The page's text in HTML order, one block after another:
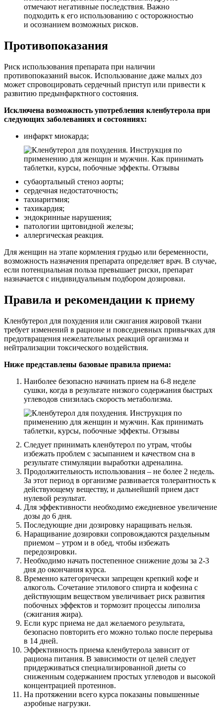
отмечают негативные последствия. Важно
подходить к его использованию с осторожностью
и осознанием возможных рисков.
Противопоказания
Риск использования препарата при наличии
противопоказаний высок. Использование даже малых доз
может спровоцировать сердечный приступ или привести к
развитию предынфарктного состояния.
Исключена возможность употребления кленбутерола при
следующих заболеваниях и состояниях:
инфаркт миокарда;
субаортальный стеноз аорты;
сердечная недостаточность;
тахиаритмия;
тахикардия;
эндокринные нарушения;
патологии щитовидной железы;
аллергическая реакция.
Для женщин на этапе кормления грудью или беременности,
возможность назначения препарата определяет врач. В случае,
если потенциальная польза превышает риски, препарат
назначается с индивидуальным подбором дозировки.
Правила и рекомендации к приему
Кленбутерол для похудения или сжигания жировой ткани
требует изменений в рационе и повседневных привычках для
предотвращения нежелательных реакций организма и
нейтрализации токсического воздействия.
Ниже представлены базовые правила приема:
Наиболее безопасно начинать прием на 6-8 неделе
сушки, когда в результате низкого содержания быстрых
углеводов снизилась скорость метаболизма.
Следует принимать кленбутерол по утрам, чтобы
избежать проблем с засыпанием и качеством сна в
результате стимуляции выработки адреналина.
Продолжительность использования – не более 2 недель.
За этот период в организме развивается толерантность к
действующему веществу, и дальнейший прием даст
нулевой результат.
Для эффективности необходимо ежедневное увеличение
дозы до 6 дня.
Последующие дни дозировку наращивать нельзя.
Наращивание дозировки сопровождаются раздельным
приемом – утром и в обед, чтобы избежать
передозировки.
Необходимо начать постепенное снижение дозы за 2-3
дня до окончания курса.
Временно категорически запрещен крепкий кофе и
алкоголь. Сочетание этилового спирта и кофеина с
действующим веществом увеличивает риск развития
побочных эффектов и тормозит процессы липолиза
(сжигания жира).
Если курс приема не дал желаемого результата,
безопасно повторить его можно только после перерыва
в 14 дней.
Эффективность приема кленбутерола зависит от
рациона питания. В зависимости от целей следует
придерживаться специализированной диеты со
сниженным содержанием простых углеводов и высокой
концентрацией протеинов.
На протяжении всего курса показаны повышенные
аэробные нагрузки.